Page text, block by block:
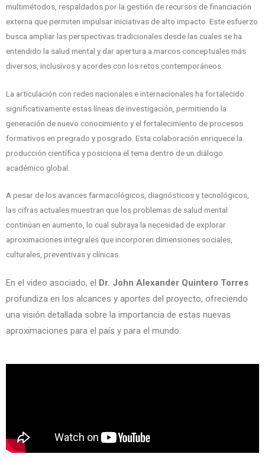
multimétodos, respaldados por la gestión de recursos de financiación
externa que permiten impulsar iniciativas de alto impacto. Este esfuerzo
busca ampliar las perspectivas tradicionales desde las cuales se ha
entendido la salud mental y dar apertura a marcos conceptuales más
diversos, inclusivos y acordes con los retos contemporáneos.
La articulación con redes nacionales e internacionales ha fortalecido
significativamente estas líneas de investigación, permitiendo la
generación de nuevo conocimiento y el fortalecimiento de procesos
formativos en pregrado y posgrado. Esta colaboración enriquece la
producción científica y posiciona el tema dentro de un diálogo
académico global.
A pesar de los avances farmacológicos, diagnósticos y tecnológicos,
las cifras actuales muestran que los problemas de salud mental
continúan en aumento, lo cual subraya la necesidad de explorar
aproximaciones integrales que incorporen dimensiones sociales,
culturales, preventivas y clínicas.
En el video asociado, el Dr. John Alexander Quintero Torres
profundiza en los alcances y aportes del proyecto, ofreciendo
una visión detallada sobre la importancia de estas nuevas
aproximaciones para el país y para el mundo.